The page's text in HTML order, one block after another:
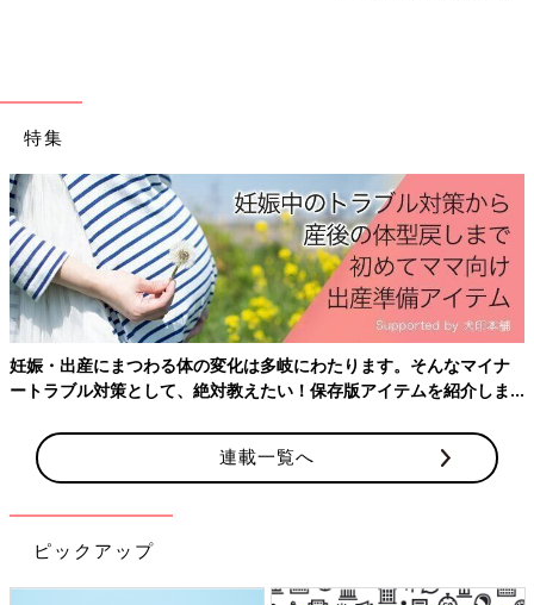
す。
※記事の内容は記事執筆当時の情報であり、現在と異なる場合が
あります。
特集
妊娠・出産にまつわる体の変化は多岐にわたります。そんなマイナ
ートラブル対策として、絶対教えたい！保存版アイテムを紹介しま
連載一覧へ
ピックアップ